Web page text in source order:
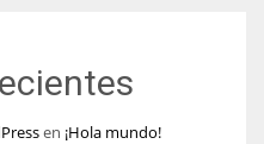
en ¡Hola mundo!